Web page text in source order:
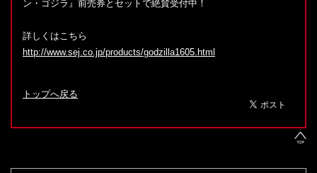
ン・ゴジラ』前売券とセットで絶賛受付中！
詳しくはこちら
http://www.sej.co.jp/products/godzilla1605.html
トップへ戻る